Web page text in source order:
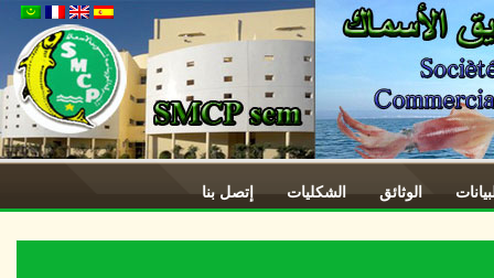
الوثائق الشكليات إتصل بنا